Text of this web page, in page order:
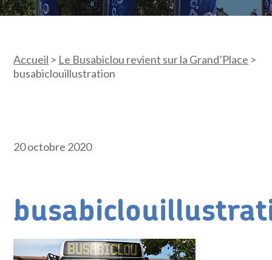
Accueil > Le Busabiclou revient sur la Grand’Place >
busabiclouillustration
20 octobre 2020